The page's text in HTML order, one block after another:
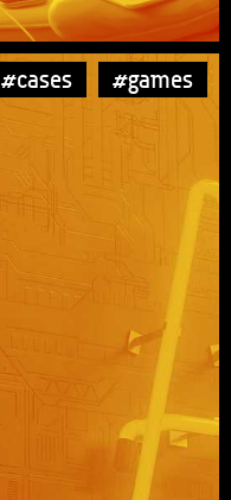
#cases #games